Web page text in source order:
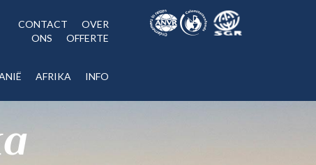
CONTACT
OVER
ONS
OFFERTE
AFRIKA INFO